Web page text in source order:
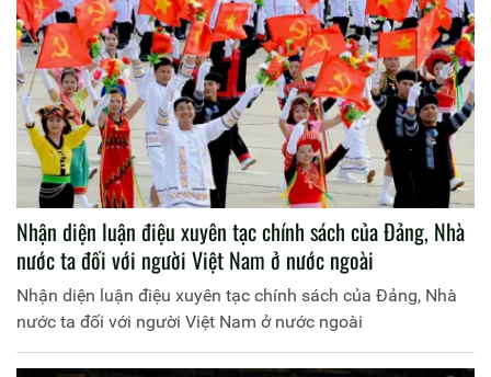
Nhận diện luận điệu xuyên tạc chính sách của Đảng, Nhà
nước ta đối với người Việt Nam ở nước ngoài
Nhận diện luận điệu xuyên tạc chính sách của Đảng, Nhà
nước ta đối với người Việt Nam ở nước ngoài